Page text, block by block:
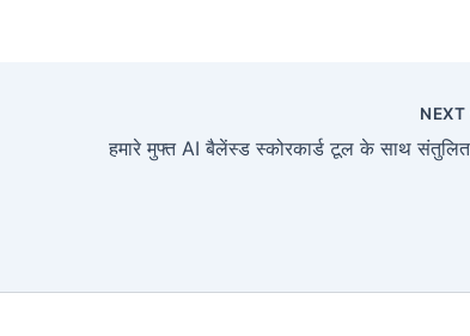
NEXT